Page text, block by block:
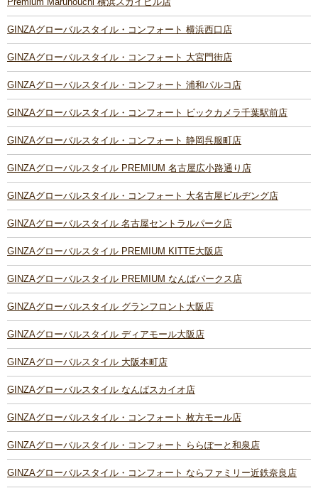
GINZAグローバルスタイル・コンフォート 横浜西口店
GINZAグローバルスタイル・コンフォート 大宮門街店
GINZAグローバルスタイル・コンフォート 浦和パルコ店
GINZAグローバルスタイル・コンフォート ビックカメラ千葉駅前店
GINZAグローバルスタイル・コンフォート 静岡呉服町店
GINZAグローバルスタイル PREMIUM 名古屋広小路通り店
GINZAグローバルスタイル・コンフォート 大名古屋ビルヂング店
GINZAグローバルスタイル 名古屋セントラルパーク店
GINZAグローバルスタイル PREMIUM KITTE大阪店
GINZAグローバルスタイル PREMIUM なんばパークス店
GINZAグローバルスタイル グランフロント大阪店
GINZAグローバルスタイル ディアモール大阪店
GINZAグローバルスタイル 大阪本町店
GINZAグローバルスタイル なんばスカイオ店
GINZAグローバルスタイル・コンフォート 枚方モール店
GINZAグローバルスタイル・コンフォート ららぽーと和泉店
GINZAグローバルスタイル・コンフォート ならファミリー近鉄奈良店